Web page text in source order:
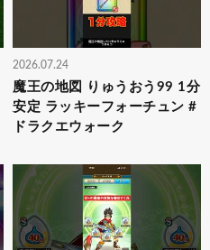
2026.07.24
魔王の地図 りゅうおう99 1分
安定 ラッキーフォーチュン #
ドラクエウォーク